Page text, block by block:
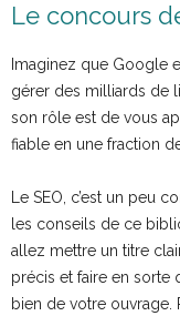
Le concours
Imaginez que Google
gérer des milliards de
son rôle est de vous
fiable en une fraction
Le SEO, c’est un peu
les conseils de ce
allez mettre un titre
précis et faire en sorte
bien de votre